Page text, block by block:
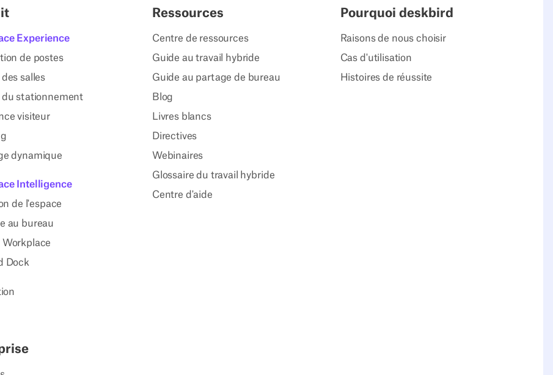
Experience
de postes
salles
du stationnement
visiteur
dynamique
Intelligence
de l'espace
au bureau
Dock
Ressources
Centre de ressources
Guide au travail hybride
Guide au partage de bureau
Blog
Livres blancs
Directives
Webinaires
Glossaire du travail hybride
Centre d'aide
Pourquoi deskbird
Raisons de nous choisir
Cas d'utilisation
Histoires de réussite